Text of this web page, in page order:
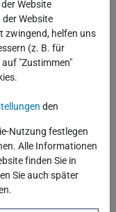
gesteuert
Website
Website
zwingend, helfen uns
(z. B. für
"Zustimmen"
den
Nutzung festlegen
Alle Informationen
finden Sie in
Sie auch später